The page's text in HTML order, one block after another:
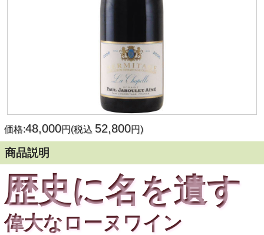
価格:48,000円(税込 52,800円)
商品説明
歴史に名を遺す
偉大なローヌワイン